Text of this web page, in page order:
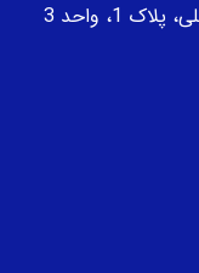
1، واحد 3